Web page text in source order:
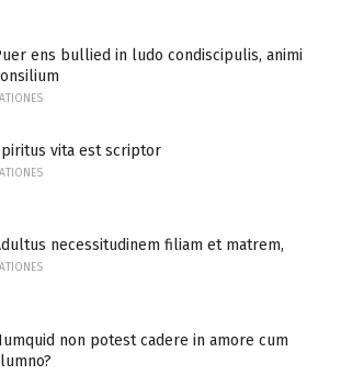
ens bullied in ludo condiscipulis, animi
vita est scriptor
necessitudinem filiam et matrem,
non potest cadere in amore cum